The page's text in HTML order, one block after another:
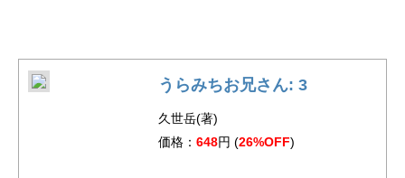
うらみちお兄さん: 3
久世岳(著)
価格： 648円 (26%OFF)